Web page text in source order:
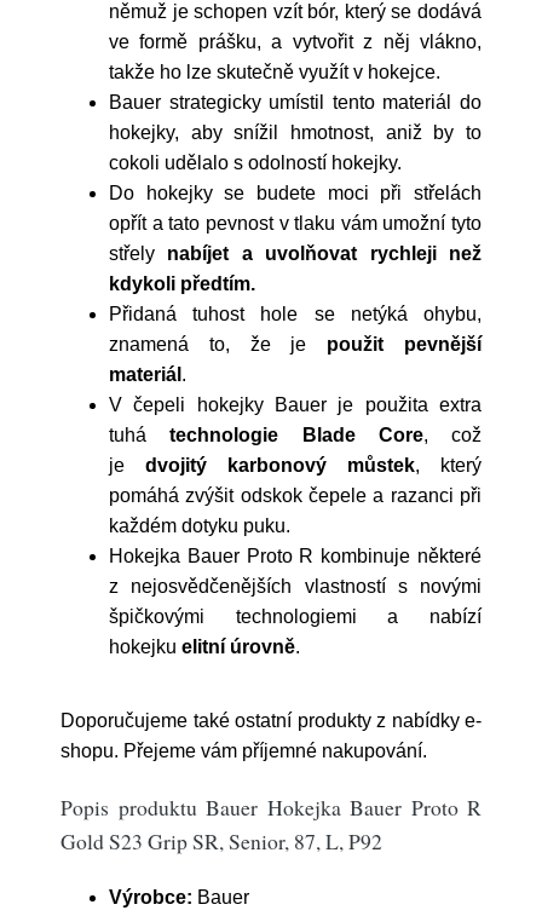
němuž je schopen vzít bór, který se dodává
ve formě prášku, a vytvořit z něj vlákno,
takže ho lze skutečně využít v hokejce.
Bauer strategicky umístil tento materiál do
hokejky, aby snížil hmotnost, aniž by to
cokoli udělalo s odolností hokejky.
Do hokejky se budete moci při střelách
opřít a tato pevnost v tlaku vám umožní tyto
střely nabíjet a uvolňovat rychleji než
kdykoli předtím.
Přidaná tuhost hole se netýká ohybu,
znamená to, že je použit pevnější
materiál .
V čepeli hokejky Bauer je použita extra
tuhátechnologie Blade Core, což
je dvojitý karbonový můstek, který
pomáhá zvýšit odskok čepele a razanci při
každém dotyku puku.
Hokejka Bauer Proto R kombinuje některé
z nejosvědčenějších vlastností s novými
špičkovými technologiemi a nabízí
hokejku elitní úrovně.
Doporučujeme také ostatní produkty z nabídky e-
shopu. Přejeme vám příjemné nakupování.
Popis produktu Bauer Hokejka Bauer Proto R
Gold S23 Grip SR, Senior, 87, L, P92
Výrobce: Bauer